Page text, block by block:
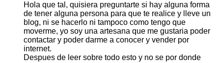
Hola que tal, quisiera preguntarte si hay alguna forma
de tener alguna persona para que te realice y lleve un
blog, ni se hacerlo ni tampoco como tengo que
moverme, yo soy una artesana que me gustaria poder
contactar y poder darme a conocer y vender por
internet.
Despues de leer sobre todo esto y no se por donde